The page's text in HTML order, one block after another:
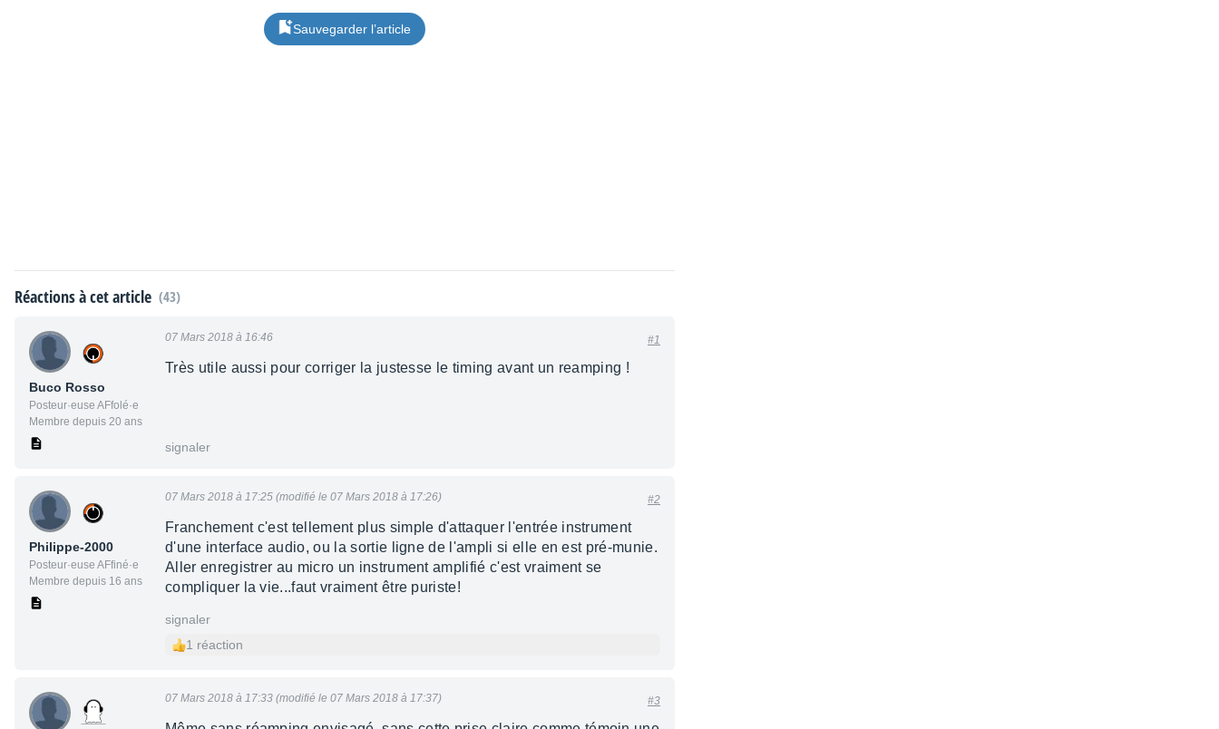
Sauvegarder l’article
Réactions à cet article (43)
Buco Rosso
Posteur·euse AFfolé·e
Membre depuis 20 ans
07 Mars 2018 à 16:46 #1
Très utile aussi pour corriger la justesse le timing avant un reamping !
signaler
Philippe-2000
Posteur·euse AFfiné·e
Membre depuis 16 ans
07 Mars 2018 à 17:25 (modifié le 07 Mars 2018 à 17:26) #2
Franchement c'est tellement plus simple d'attaquer l'entrée instrument
d'une interface audio, ou la sortie ligne de l'ampli si elle en est pré-munie.
Aller enregistrer au micro un instrument amplifié c'est vraiment se
compliquer la vie...faut vraiment être puriste!
signaler
1 réaction
07 Mars 2018 à 17:33 (modifié le 07 Mars 2018 à 17:37) #3